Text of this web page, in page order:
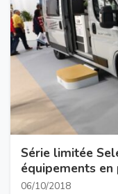
Série limitée
équipements en
06/10/2018